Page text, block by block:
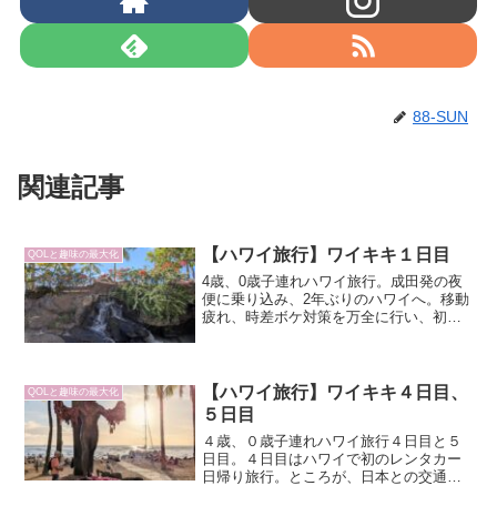
88-SUN
関連記事
QOLと趣味の最大化 【ハワイ旅行】ワイキキ１日目
4歳、0歳子連れハワイ旅行。成田発の夜
便に乗り込み、2年ぶりのハワイへ。移動
疲れ、時差ボケ対策を万全に行い、初日
QOLと趣味の最大化
【ハワイ旅行】ワイキキ４日目、
５日目
４歳、０歳子連れハワイ旅行４日目と５
日目。４日目はハワイで初のレンタカー
日帰り旅行。ところが、日本との交通ル